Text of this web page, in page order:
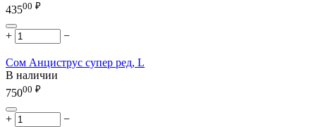
43500 ₽
+ −
Сом Анциструс супер ред, L
В наличии
75000 ₽
+ −